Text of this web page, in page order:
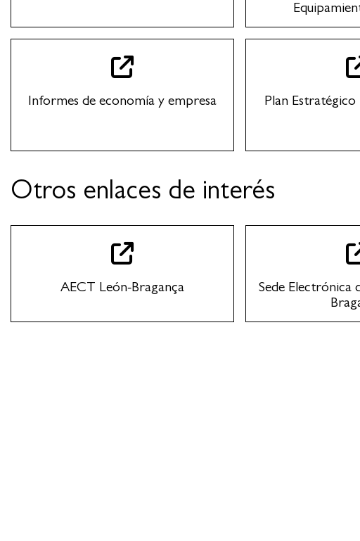
Informes de economía y empresa Plan
Otros enlaces de interés
AECT León-Bragança
Sede Electrónica